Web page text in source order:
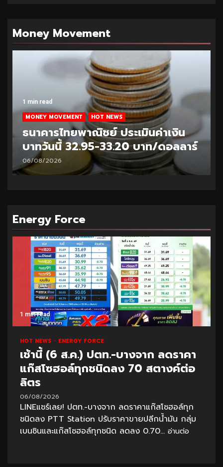
Money Movement
1 min read
MONEY MOVEMENT HOT NEWS
ธนาคารไทยพาณิชย์ ประเมินค่าเงิน
บาทวันนี้ 32.95-33.20 บาท/ดอลลาร์
06/08/2026
Energy Force
1 min read
HOT NEWS ENERGY FORCE
เช้านี้ (6 ส.ค.) ปตท.-บางจาก ลดราคา
แก๊สโซฮอล์ทุกชนิดลง 70 สตางค์ต่อ
ลิตร
06/08/2026
LINEแชร์เลย! ปตท.-บางจาก ลดราคาแก๊สโซฮอล์ทุก
ชนิดลง PTT Station ปรับราคาขายปลีกน้ำมัน กลุ่ม
เบนซินและแก๊สโซฮอล์ทุกชนิด ลดลง 0.70... อ่านต่อ